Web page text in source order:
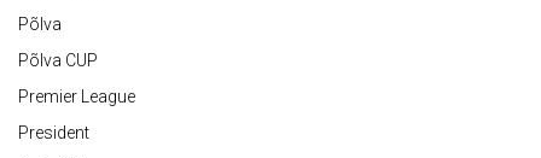
Põlva
Põlva CUP
Premier League
President